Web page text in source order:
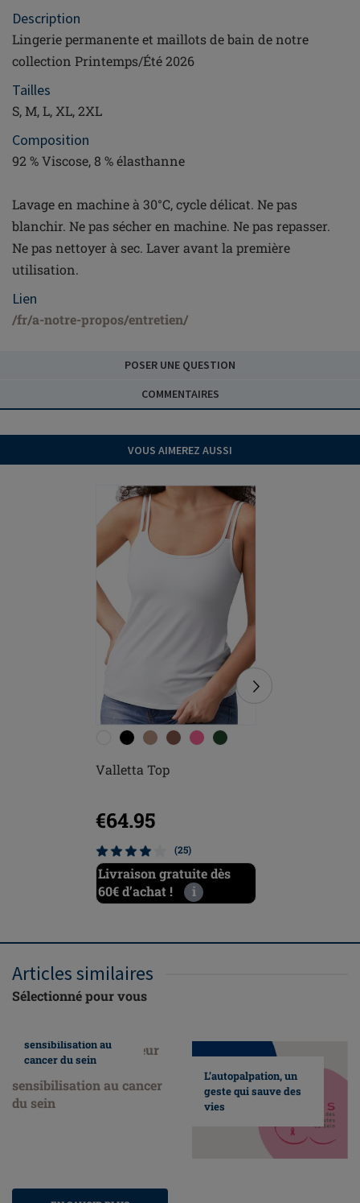
Description
Lingerie permanente et maillots de bain de notre
collection Printemps/Été 2026
Tailles
S, M, L, XL, 2XL
Composition
92 % Viscose, 8 % élasthanne
Lavage en machine à 30°C, cycle délicat. Ne pas
blanchir. Ne pas sécher en machine. Ne pas repasser.
Ne pas nettoyer à sec. Laver avant la première
utilisation.
Lien
/fr/a-notre-propos/entretien/
POSER UNE QUESTION
COMMENTAIRES
VOUS AIMEREZ AUSSI
Valletta Top
€64.95
(25)
Livraison gratuite dès
60€ d’achat !
i
Articles similaires
Sélectionné pour vous
sensibilisation au
cancer du sein
L’autopalpation, un
geste qui sauve des
vies